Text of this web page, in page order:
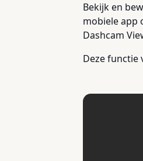
Bekijk en
mobiele app
Dashcam
Deze functie